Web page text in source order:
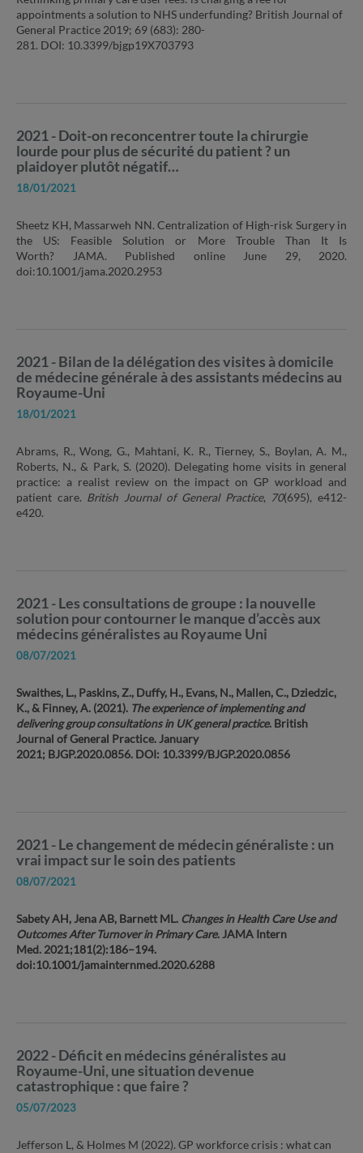
appointments a solution to NHS underfunding? British Journal of
General Practice 2019; 69 (683): 280-
281. DOI: 10.3399/bjgp19X703793
2021 - Doit-on reconcentrer toute la chirurgie
lourde pour plus de sécurité du patient ? un
plaidoyer plutôt négatif…
18/01/2021
Sheetz KH, Massarweh NN. Centralization of High-risk Surgery in
the US: Feasible Solution or More Trouble Than It Is
Worth? JAMA. Published online June 29, 2020.
doi:10.1001/jama.2020.2953
2021 - Bilan de la délégation des visites à domicile
de médecine générale à des assistants médecins au
Royaume-Uni
18/01/2021
Abrams, R., Wong, G., Mahtani, K. R., Tierney, S., Boylan, A. M.,
Roberts, N., & Park, S. (2020). Delegating home visits in general
practice: a realist review on the impact on GP workload and
patient care. British Journal of General Practice, 70(695), e412-
e420.
2021 - Les consultations de groupe : la nouvelle
solution pour contourner le manque d’accès aux
médecins généralistes au Royaume Uni
08/07/2021
Swaithes, L., Paskins, Z., Duffy, H., Evans, N., Mallen, C., Dziedzic,
K., & Finney, A. (2021). The experience of implementing and
delivering group consultations in UK general practice. British
Journal of General Practice. January
2021; BJGP.2020.0856. DOI: 10.3399/BJGP.2020.0856
2021 - Le changement de médecin généraliste : un
vrai impact sur le soin des patients
08/07/2021
Sabety AH, Jena AB, Barnett ML. Changes in Health Care Use and
Outcomes After Turnover in Primary Care. JAMA Intern
Med. 2021;181(2):186–194.
doi:10.1001/jamainternmed.2020.6288
2022 - Déficit en médecins généralistes au
Royaume-Uni, une situation devenue
catastrophique : que faire ?
05/07/2023
Jefferson L, & Holmes M (2022). GP workforce crisis : what can